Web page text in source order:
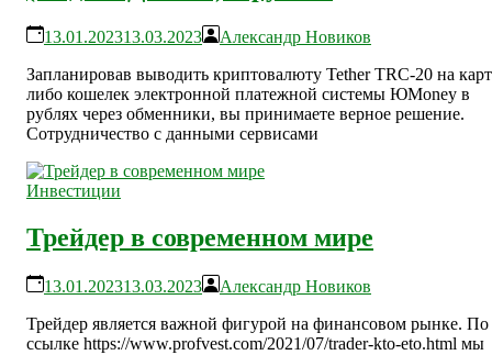
13.01.202313.03.2023
Александр Новиков
Запланировав выводить криптовалюту Tether TRC-20 на
либо кошелек электронной платежной системы ЮMoney в
рублях через обменники, вы принимаете верное решение.
Сотрудничество с данными сервисами
Инвестиции
Трейдер в современном мире
13.01.202313.03.2023
Александр Новиков
Трейдер является важной фигурой на финансовом рынке. По
ссылке https://www.profvest.com/2021/07/trader-kto-eto.html мы